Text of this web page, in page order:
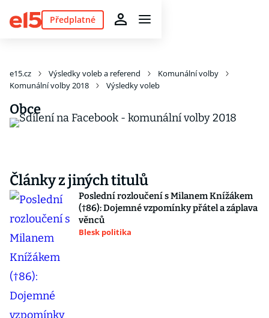
Předplatné
e15.cz Výsledky voleb a referend
Komunální volby
Komunální volby 2018
Výsledky voleb
Obce
Články z jiných titulů
Poslední rozloučení s Milanem Knížákem
(†86): Dojemné vzpomínky přátel a záplava
věnců
Blesk politika